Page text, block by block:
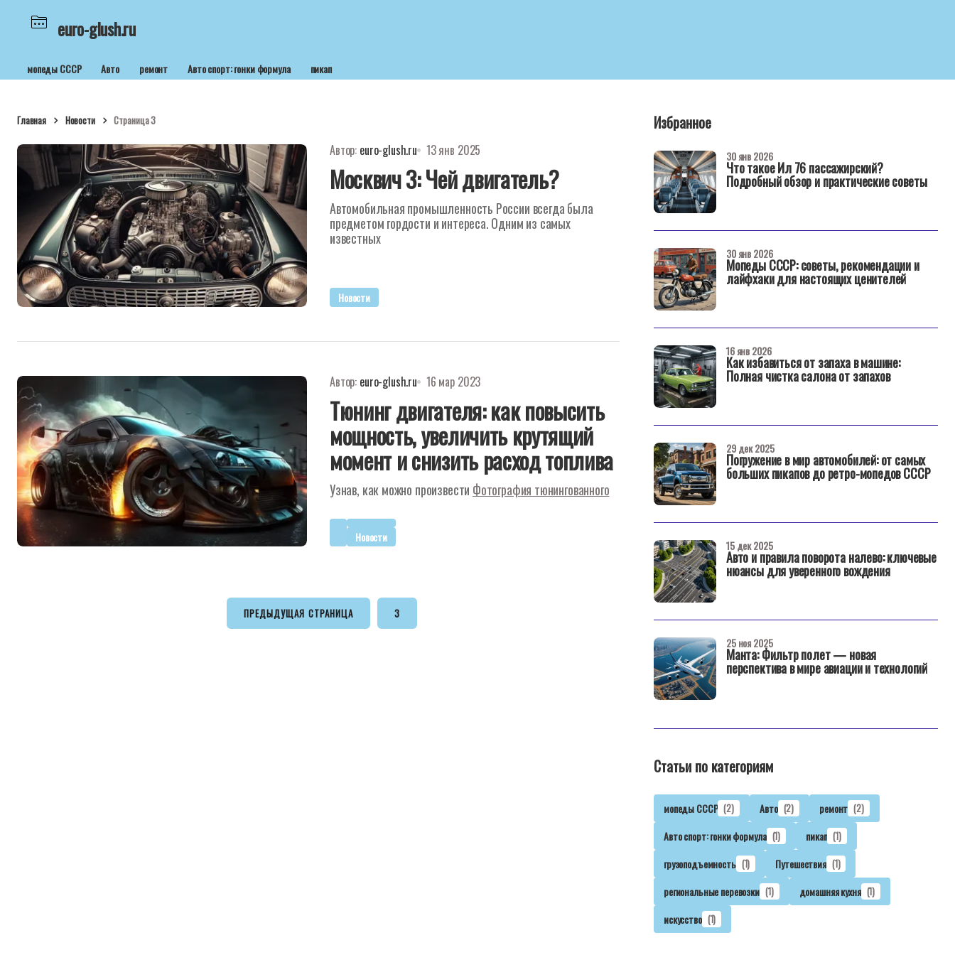
euro-glush.ru
мопеды СССР Авто ремонт Авто спорт: гонки формула пикап
Главная Новости Страница 3
Автор: euro-glush.ru 13 янв 2025
Москвич 3: Чей двигатель?
Автомобильная промышленность России всегда была
предметом гордости и интереса. Одним из самых
известных
Новости
Автор: euro-glush.ru 16 мар 2023
Тюнинг двигателя: как повысить
мощность, увеличить крутящий
момент и снизить расход топлива
Узнав, как можно произвести Фотография тюнингованного
Новости
ПРЕДЫДУЩАЯ СТРАНИЦА 3
Избранное
Что такое Ил 76 пассажирский?
Подробный обзор и практические советы
30 янв 2026
Мопеды СССР: советы, рекомендации и
лайфхаки для настоящих ценителей
30 янв 2026
Как избавиться от запаха в машине:
Полная чистка салона от запахов
16 янв 2026
Погружение в мир автомобилей: от самых
больших пикапов до ретро-мопедов СССР
29 дек 2025
Авто и правила поворота налево: ключевые
нюансы для уверенного вождения
15 дек 2025
Манта: Фильтр полет — новая
перспектива в мире авиации и технологий
25 ноя 2025
Статьи по категориям
мопеды СССР (2) Авто (2) ремонт (2)
Авто спорт: гонки формула (1) пикап (1)
грузоподъемность (1) Путешествия (1)
региональные перевозки (1) домашняя кухня (1)
искусство (1)